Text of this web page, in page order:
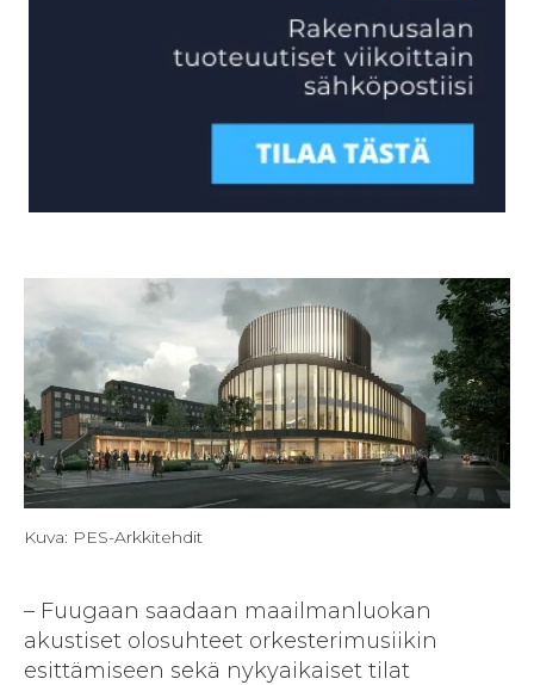
Kuva: PES-Arkkitehdit
– Fuugaan saadaan maailmanluokan
akustiset olosuhteet orkesterimusiikin
esittämiseen sekä nykyaikaiset tilat